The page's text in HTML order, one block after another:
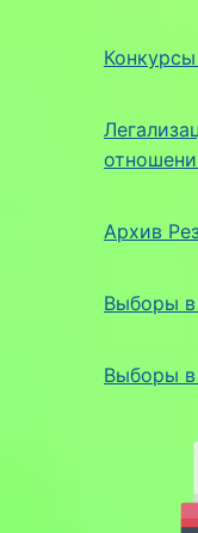
Конкурсы
Архив
Выборы
Выборы в